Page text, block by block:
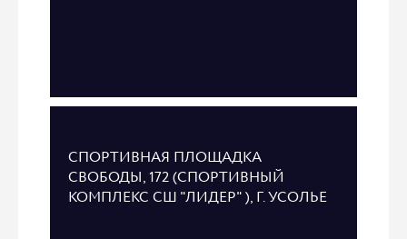
СПОРТИВНАЯ ПЛОЩАДКА
СВОБОДЫ, 172 (СПОРТИВНЫЙ
КОМПЛЕКС СШ "ЛИДЕР" ), Г. УСОЛЬЕ